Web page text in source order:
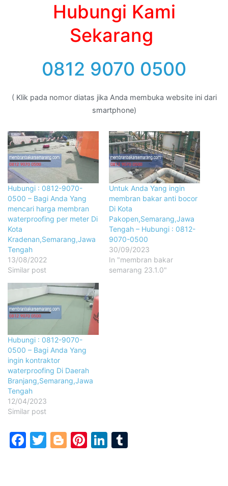
Hubungi Kami
Sekarang
0812 9070 0500
( Klik pada nomor diatas jika Anda membuka website ini dari
smartphone)
Hubungi : 0812-9070-
0500 – Bagi Anda Yang
mencari harga membran
waterproofing per meter Di
Kota
Kradenan,Semarang,Jawa
Tengah
13/08/2022
Similar post
Untuk Anda Yang ingin
membran bakar anti bocor
Di Kota
Pakopen,Semarang,Jawa
Tengah – Hubungi : 0812-
9070-0500
30/09/2023
In "membran bakar
semarang 23.1.0"
Hubungi : 0812-9070-
0500 – Bagi Anda Yang
ingin kontraktor
waterproofing Di Daerah
Branjang,Semarang,Jawa
Tengah
12/04/2023
Similar post
Facebook
Twitter
Blogger
Pinterest
LinkedIn